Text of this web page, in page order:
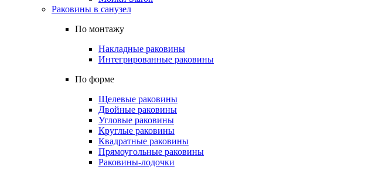
Раковины в санузел
По монтажу
Накладные раковины
Интегрированные раковины
По форме
Щелевые раковины
Двойные раковины
Угловые раковины
Круглые раковины
Квадратные раковины
Прямоугольные раковины
Раковины-лодочки